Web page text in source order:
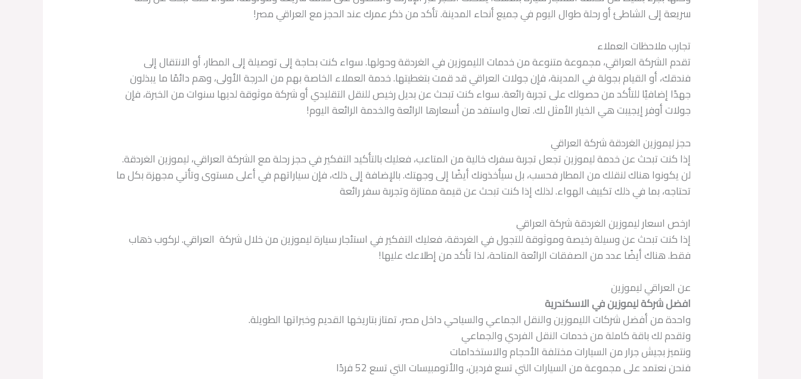
سريعة إلى الشاطئ أو رحلة طوال اليوم في جميع أنحاء المدينة. تأكد من ذكر عمرك عند الحجز مع العراقي مصر!
تجارب ملاحظات العملاء
تقدم الشركة العراقي، مجموعة متنوعة من خدمات الليموزين في الغردقة وحولها. سواء كنت بحاجة إلى توصيلة إلى المطار، أو الانتقال إلى
فندقك، أو القيام بجولة في المدينة، فإن جولات العراقي قد قمت بتغطيتها. خدمة العملاء الخاصة بهم من الدرجة الأولى، وهم دائمًا ما يبذلون
جهدًا إضافيًا للتأكد من حصولك على تجربة رائعة. سواء كنت تبحث عن بديل رخيص للنقل التقليدي أو شركة موثوقة لديها سنوات من الخبرة، فإن
جولات أوفر إيجيبت هي الخيار الأمثل لك. تعال واستفد من أسعارها الرائعة والخدمة الرائعة اليوم!
حجز ليموزين الغردقة شركة العراقي
إذا كنت تبحث عن خدمة ليموزين تجعل تجربة سفرك خالية من المتاعب، فعليك بالتأكيد التفكير في حجز رحلة مع الشركة العراقي، ليموزين الغردقة.
لن يكونوا هناك لنقلك من المطار فحسب، بل سيأخذونك أيضًا إلى وجهتك. بالإضافة إلى ذلك، فإن سياراتهم في أعلى مستوى وتأتي مجهزة بكل ما
تحتاجه، بما في ذلك تكييف الهواء. لذلك إذا كنت تبحث عن قيمة ممتازة وتجربة سفر رائعة
ارخص اسعار ليموزين الغردقة شركة العراقي
إذا كنت تبحث عن وسيلة رخيصة وموثوقة للتجول في الغردقة، فعليك التفكير في استئجار سيارة ليموزين من خلال شركة العراقي. لركوب ذهاب
فقط. هناك أيضًا عدد من الصفقات الرائعة المتاحة، لذا تأكد من إطلاعك عليها!
عن العراقي ليموزين
افضل شركة ليموزين في الاسكندرية
واحدة من أفضل شركات الليموزين والنقل الجماعي والسياحي داخل مصر، تمتاز بتاريخها القديم وخبراتها الطويلة.
وتقدم لك باقة كاملة من خدمات النقل الفردي والجماعي
ونتميز بجيش جرار من السيارات مختلفة الأحجام والاستخدامات
فنحن نعتمد على مجموعة من السيارات التي تسع فردين، والأتومبيسات التي تسع 52 فردًا